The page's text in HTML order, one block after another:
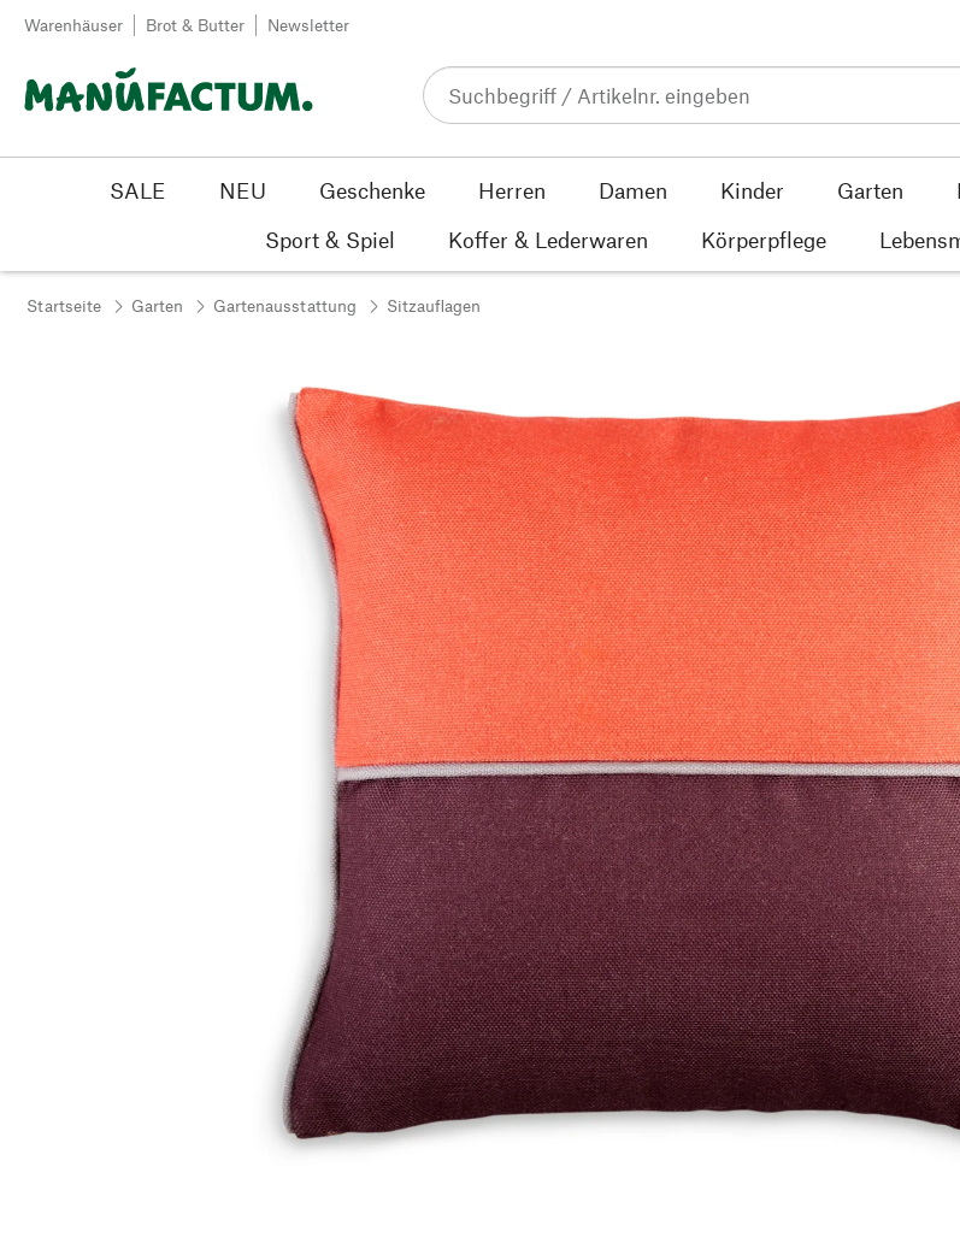
Zum Inhalt springen
Warenhäuser Brot & Butter Newsletter
SALE NEU Geschenke Herren Damen Kinder Garten
Sport & Spiel
Koffer & Lederwaren Körperpflege
Startseite Garten Gartenausstattung Sitzauflagen